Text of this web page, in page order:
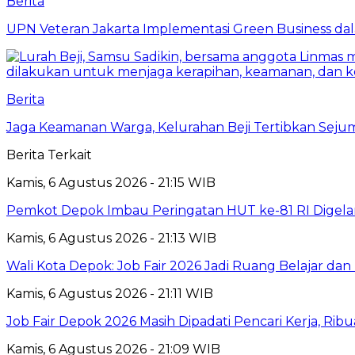
UPN Veteran Jakarta Implementasi Green Business
Berita
Jaga Keamanan Warga, Kelurahan Beji Tertibkan
Berita Terkait
Kamis, 6 Agustus 2026 - 21:15 WIB
Pemkot Depok Imbau Peringatan HUT ke-81 RI
Kamis, 6 Agustus 2026 - 21:13 WIB
Wali Kota Depok: Job Fair 2026 Jadi Ruang Belajar
Kamis, 6 Agustus 2026 - 21:11 WIB
Job Fair Depok 2026 Masih Dipadati Pencari Kerja,
Kamis, 6 Agustus 2026 - 21:09 WIB